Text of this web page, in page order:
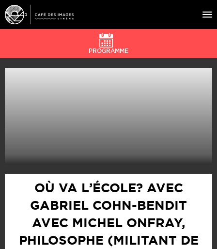
À L’AFFICHE
PROGRAMME
OÙ VA L’ÉCOLE? AVEC
GABRIEL COHN-BENDIT
AVEC MICHEL ONFRAY,
PHILOSOPHE (MILITANT DE